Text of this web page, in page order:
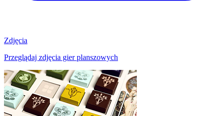
Zdjęcia
Przeglądaj zdjęcia gier planszowych